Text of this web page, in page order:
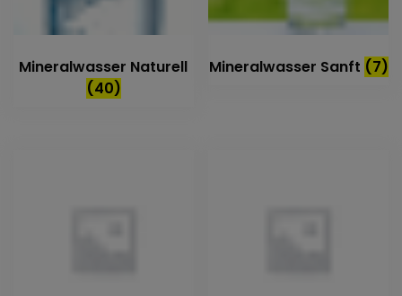
Mineralwasser Naturell
(40)
Mineralwasser Sanft (7)